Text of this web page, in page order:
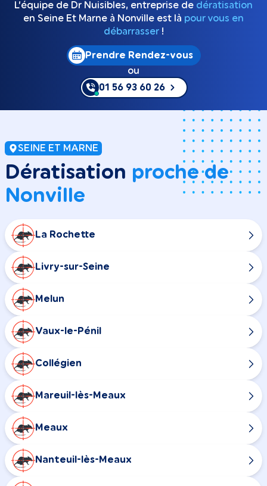
L’équipe de Dr Nuisibles, entreprise de dératisation
en Seine Et Marne à Nonville est là pour vous en
débarrasser!
Prendre Rendez-vous
ou
01 56 93 60 26
SEINE ET MARNE
Dératisation proche de
Nonville
La Rochette
Livry-sur-Seine
Melun
Vaux-le-Pénil
Collégien
Mareuil-lès-Meaux
Meaux
Nanteuil-lès-Meaux